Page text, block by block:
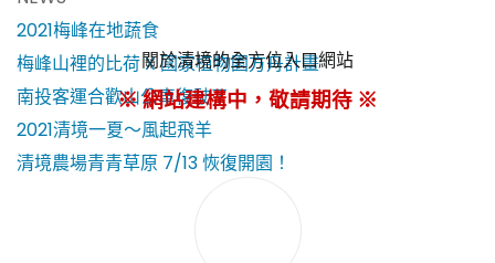
2021梅峰在地蔬食
梅峰山裡的比荷 X 國家植物園方舟計畫
南投客運合歡山公車復駛了！
2021清境一夏～風起飛羊
清境農場青青草原 7/13 恢復開園！
關於清境的全方位入口網站
※ 網站建構中，敬請期待 ※